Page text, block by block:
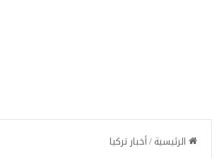
الرئيسية/أخبار تركيا